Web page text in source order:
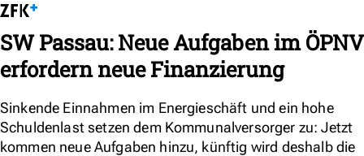
SW Passau: Neue Aufgaben im ÖPNV
erfordern neue Finanzierung
Sinkende Einnahmen im Energieschäft und ein hohe
Schuldenlast setzen dem Kommunalversorger zu: Jetzt
kommen neue Aufgaben hinzu, künftig wird deshalb die